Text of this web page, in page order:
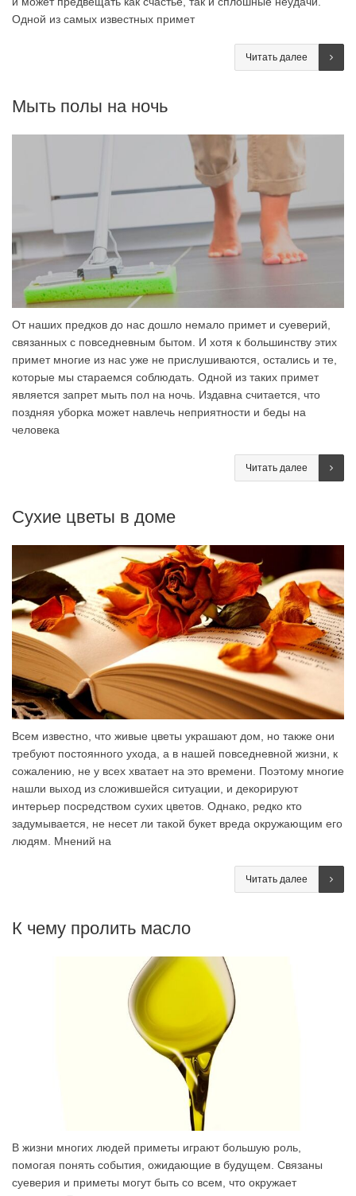
Одной из самых известных примет
Читать далее
Мыть полы на ночь
От наших предков до нас дошло немало примет и суеверий,
связанных с повседневным бытом. И хотя к большинству этих
примет многие из нас уже не прислушиваются, остались и те,
которые мы стараемся соблюдать. Одной из таких примет
является запрет мыть пол на ночь. Издавна считается, что
поздняя уборка может навлечь неприятности и беды на
человека
Читать далее
Сухие цветы в доме
Всем известно, что живые цветы украшают дом, но также они
требуют постоянного ухода, а в нашей повседневной жизни, к
сожалению, не у всех хватает на это времени. Поэтому многие
нашли выход из сложившейся ситуации, и декорируют
интерьер посредством сухих цветов. Однако, редко кто
задумывается, не несет ли такой букет вреда окружающим его
людям. Мнений на
Читать далее
К чему пролить масло
В жизни многих людей приметы играют большую роль,
помогая понять события, ожидающие в будущем. Связаны
суеверия и приметы могут быть со всем, что окружает